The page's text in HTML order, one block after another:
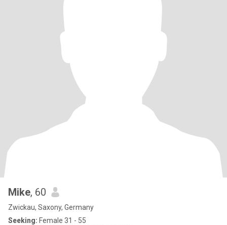
Mike, 60
Zwickau, Saxony, Germany
Seeking: Female 31 - 55